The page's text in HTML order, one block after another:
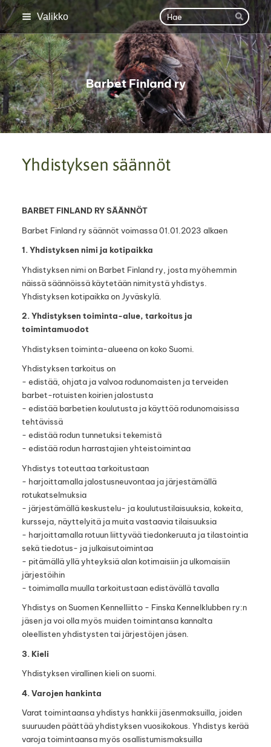
Siirry
sivun
sisältöön
Valikko Haku
Hae
Barbet Finland ry
Yhdistyksen säännöt
BARBET FINLAND RY SÄÄNNÖT
Barbet Finland ry säännöt voimassa 01.01.2023 alkaen
1. Yhdistyksen nimi ja kotipaikka
Yhdistyksen nimi on Barbet Finland ry, josta myöhemmin
näissä säännöissä käytetään nimitystä yhdistys.
Yhdistyksen kotipaikka on Jyväskylä.
2. Yhdistyksen toiminta-alue, tarkoitus ja
toimintamuodot
Yhdistyksen toiminta-alueena on koko Suomi.
Yhdistyksen tarkoitus on
- edistää, ohjata ja valvoa rodunomaisten ja terveiden
barbet-rotuisten koirien jalostusta
- edistää barbetien koulutusta ja käyttöä rodunomaisissa
tehtävissä
- edistää rodun tunnetuksi tekemistä
- edistää rodun harrastajien yhteistoimintaa
Yhdistys toteuttaa tarkoitustaan
- harjoittamalla jalostusneuvontaa ja järjestämällä
rotukatselmuksia
- järjestämällä keskustelu- ja koulutustilaisuuksia, kokeita,
kursseja, näyttelyitä ja muita vastaavia tilaisuuksia
- harjoittamalla rotuun liittyvää tiedonkeruuta ja tilastointia
sekä tiedotus- ja julkaisutoimintaa
- pitämällä yllä yhteyksiä alan kotimaisiin ja ulkomaisiin
järjestöihin
- toimimalla muulla tarkoitustaan edistävällä tavalla
Yhdistys on Suomen Kennelliitto - Finska Kennelklubben ry:n
jäsen ja voi olla myös muiden toimintansa kannalta
oleellisten yhdistysten tai järjestöjen jäsen.
3. Kieli
Yhdistyksen virallinen kieli on suomi.
4. Varojen hankinta
Varat toimintaansa yhdistys hankkii jäsenmaksuilla, joiden
suuruuden päättää yhdistyksen vuosikokous. Yhdistys kerää
varoja toimintaansa myös osallistumismaksuilla